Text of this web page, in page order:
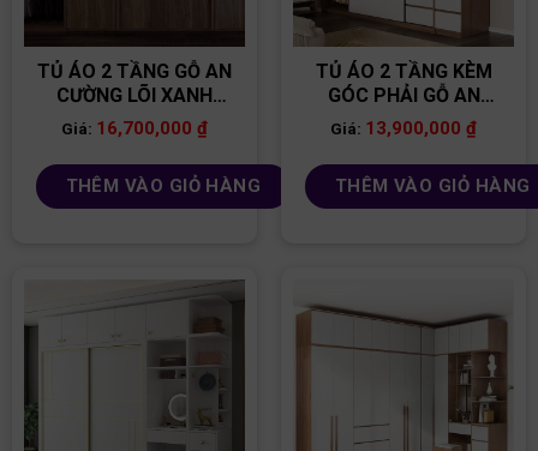
TỦ ÁO 2 TẦNG GỖ AN
CƯỜNG LÕI XANH
TA158
Giá: 16,700,000 ₫
THÊM VÀO GIỎ HÀNG
TỦ ÁO 2 TẦNG KÈM
GÓC PHẢI GỖ AN
CƯỜNG LÕI XANH
TA154
Giá: 13,900,000₫
THÊM VÀO GIỎ HÀNG